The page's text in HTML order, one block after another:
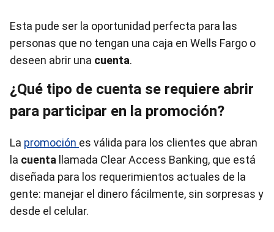
Esta pude ser la oportunidad perfecta para las
personas que no tengan una caja en Wells Fargo o
deseen abrir una cuenta.
¿Qué tipo de cuenta se requiere abrir
para participar en la promoción?
La promoción es válida para los clientes que abran
la cuenta llamada Clear Access Banking, que está
diseñada para los requerimientos actuales de la
gente: manejar el dinero fácilmente, sin sorpresas y
desde el celular.